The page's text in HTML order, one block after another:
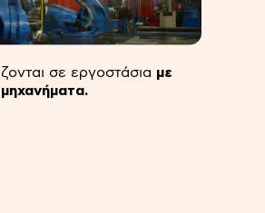
σε εργοστάσια με